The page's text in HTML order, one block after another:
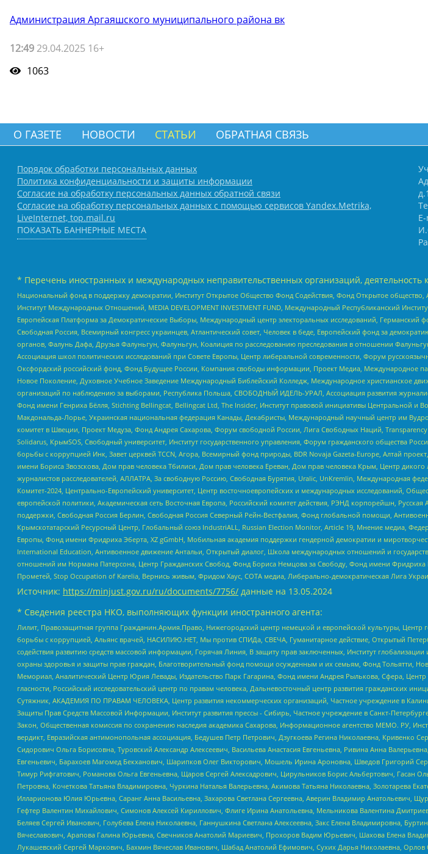
Администрация Аргаяшского муниципального района вк
12:49 29.04.2025 16+
1063
О ГАЗЕТЕ НОВОСТИ СТАТЬИ ОБРАТНАЯ СВЯЗЬ
Порядок обработки персональных данных
Политика конфиденциальности и защиты информации
Согласие на обработку персональных данных обратной связи
Согласие на обработку персональных данных с помощью сервисов Yandex.Metrika,
LiveInternet, top.mail.ru
ПОКАЗАТЬ БАННЕРНЫЕ МЕСТА
* Перечень иностранных и международных неправительственных организаций,
Национальный фонд в поддержку демократии, Институт Открытое Общество Фонд Содействия, Фонд Открытое
Институт Международных Отношений, MEDIA DEVELOPMENT INVESTMENT FUND, Международный Республиканский
Европейская Платформа за Демократические Выборы, Международный центр электоральных исследований,
Свободная Россия, Всемирный конгресс украинцев, Атлантический совет, Человек в беде, Европейский фонд за
органов, Фалунь Дафа, Друзья Фалуньгун, Фалуньгун, Коалиция по расследованию преследования в отношении
Ассоциация школ политических исследований при Совете Европы, Центр либеральной современности, Форум
Оксфордский российский фонд, Фонд Будущее России, Компания свободы информации, Проект Медиа, Международное
Новое Поколение, Духовное Учебное Заведение Международный Библейский Колледж, Международное христианское
организаций по наблюдению за выборами, Республика Польша, СВОБОДНЫЙ ИДЕЛЬ-УРАЛ, Ассоциация развития
Фонд имени Генриха Бёлля, Stichting Bellingcat, Bellingcat Ltd, The Insider, Институт правовой инициативы Центральной и
Макдональда-Лорье, Украинская национальная федерация Канады, Декабристы, Международный научный центр им
комитет в Швеции, Проект Медуза, Фонд Андрея Сахарова, Форум свободной России, Лига Свободных Наций,
Solidarus, КрымSOS, Свободный университет, Институт государственного управления, Форум гражданского общества
борьбы с коррупцией Инк, Завет церквей TCCN, Агора, Всемирный фонд природы, BDR Novaja Gazeta-Europe, Алтай
имени Бориса Звозскова, Дом прав человека Тбилиси, Дом прав человека Ереван, Дом прав человека Крым, Центр
журналистов расследователей, АЛЛАТРА, За свободную Россию, Свободная Бурятия, Uralic, UnKremlin, Международная
Комитет-2024, Центрально-Европейский университет, Центр восточноевропейских и международных исследований,
европейской политики, Академическая сеть Восточная Европа, Российский комитет действия, РЭНД корпорейшн,
поддержки, Свободная Россия Берлин, Свободная Россия Северный Рейн-Вестфалия, Фонд глобальной помощи,
Крымскотатарский Ресурсный Центр, Глобальный союз IndustriALL, Russian Election Monitor, Article 19, Мнение медиа,
Европы, Фонд имени Фридриха Эберта, XZ gGmbH, Мобильная академия поддержки гендерной демократии и
International Education, Антивоенное движение Антальи, Открытый диалог, Школа международных отношений и
отношений им Нормана Патерсона, Центр Гражданских Свобод, Фонд Бориса Немцова за Свободу, Фонд имени Фридриха
Прометей, Stop Occupation of Karelia, Вернись живым, Фридом Хаус, СОТА медиа, Либерально-демократическая Лига
Источник: https://minjust.gov.ru/ru/documents/7756/ данные на 13.05.2024
* Сведения реестра НКО, выполняющих функции иностранного агента:
Лилит, Правозащитная группа Гражданин.Армия.Право, Нижегородский центр немецкой и европейской культуры,
борьбы с коррупцией, Альянс врачей, НАСИЛИЮ.НЕТ, Мы против СПИДа, СВЕЧА, Гуманитарное действие, Открытый
содействия развитию средств массовой информации, Горячая Линия, В защиту прав заключенных, Институт
охраны здоровья и защиты прав граждан, Благотворительный фонд помощи осужденным и их семьям, Фонд Тольятти,
Мемориал, Аналитический Центр Юрия Левады, Издательство Парк Гагарина, Фонд имени Андрея Рылькова, Сфера,
гласности, Российский исследовательский центр по правам человека, Дальневосточный центр развития гражданских
Сутяжник, АКАДЕМИЯ ПО ПРАВАМ ЧЕЛОВЕКА, Центр развития некоммерческих организаций, Частное учреждение в
Защиты Прав Средств Массовой Информации, Институт развития прессы - Сибирь, Частное учреждение в Санкт-
Закон, Общественная комиссия по сохранению наследия академика Сахарова, Информационное агентство МЕМО. РУ,
вердикт, Евразийская антимонопольная ассоциация, Бедушев Петр Петрович, Дзугкоева Регина Николаевна,
Сидорович Ольга Борисовна, Туровский Александр Алексеевич, Васильева Анастасия Евгеньевна, Ривина Анна
Евгеньевич, Барахоев Магомед Бекханович, Шарипков Олег Викторович, Мошель Ирина Ароновна, Шведов Григорий
Тимур Рифгатович, Романова Ольга Евгеньевна, Щаров Сергей Алексадрович, Цирульников Борис Альбертович, Гасан
Петровна, Кочеткова Татьяна Владимировна, Чуркина Наталья Валерьевна, Акимова Татьяна Николаевна, Золотарева
Илларионова Юлия Юрьевна, Саранг Анна Васильевна, Захарова Светлана Сергеевна, Аверин Владимир Анатольевич,
Гефтер Валентин Михайлович, Симонов Алексей Кириллович, Флиге Ирина Анатольевна, Мельникова Валентина
Беляев Сергей Иванович, Голубева Елена Николаевна, Ганнушкина Светлана Алексеевна, Закс Елена Владимировна,
Вячеславович, Арапова Галина Юрьевна, Свечников Анатолий Мариевич, Прохоров Вадим Юрьевич, Шахова Елена
Лукашевский Сергей Маркович, Бахмин Вячеслав Иванович, Шабад Анатолий Ефимович, Сухих Дарья Николаевна,